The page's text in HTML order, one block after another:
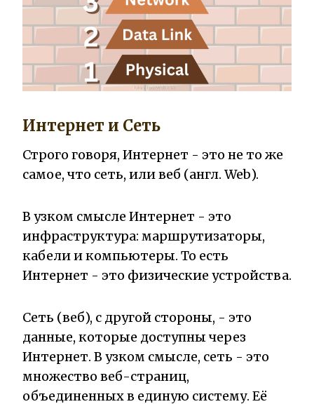
Интернет и Сеть
Строго говоря, Интернет - это не то же
самое, что сеть, или веб (англ. Web).
В узком смысле Интернет - это
инфраструктура: маршрутизаторы,
кабели и компьютеры. То есть
Интернет - это физические устройства.
Сеть (веб), с другой стороны, - это
данные, которые доступны через
Интернет. В узком смысле, сеть - это
множество веб-страниц,
объединенных в единую систему. Её